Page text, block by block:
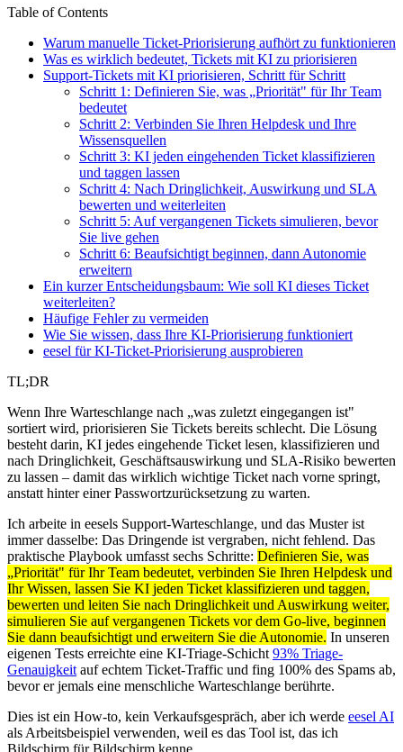
Table of Contents
Warum manuelle Ticket-Priorisierung aufhört zu funktionieren
Was es wirklich bedeutet, Tickets mit KI zu priorisieren
Support-Tickets mit KI priorisieren, Schritt für Schritt
Schritt 1: Definieren Sie, was „Priorität" für Ihr Team
bedeutet
Schritt 2: Verbinden Sie Ihren Helpdesk und Ihre
Wissensquellen
Schritt 3: KI jeden eingehenden Ticket klassifizieren
und taggen lassen
Schritt 4: Nach Dringlichkeit, Auswirkung und SLA
bewerten und weiterleiten
Schritt 5: Auf vergangenen Tickets simulieren, bevor
Sie live gehen
Schritt 6: Beaufsichtigt beginnen, dann Autonomie
erweitern
Ein kurzer Entscheidungsbaum: Wie soll KI dieses Ticket
weiterleiten?
Häufige Fehler zu vermeiden
Wie Sie wissen, dass Ihre KI-Priorisierung funktioniert
eesel für KI-Ticket-Priorisierung ausprobieren
TL;DR
Wenn Ihre Warteschlange nach „was zuletzt eingegangen ist"
sortiert wird, priorisieren Sie Tickets bereits schlecht. Die Lösung
besteht darin, KI jedes eingehende Ticket lesen, klassifizieren und
nach Dringlichkeit, Geschäftsauswirkung und SLA-Risiko bewerten
zu lassen – damit das wirklich wichtige Ticket nach vorne springt,
anstatt hinter einer Passwortzurücksetzung zu warten.
Ich arbeite in eesels Support-Warteschlange, und das Muster ist
immer dasselbe: Das Dringende ist vergraben, nicht fehlend. Das
praktische Playbook umfasst sechs Schritte: Definieren Sie, was
„Priorität" für Ihr Team bedeutet, verbinden Sie Ihren Helpdesk und
Ihr Wissen, lassen Sie KI jeden Ticket klassifizieren und taggen,
bewerten und leiten Sie nach Dringlichkeit und Auswirkung weiter,
simulieren Sie auf vergangenen Tickets vor dem Go-live, beginnen
Sie dann beaufsichtigt und erweitern Sie die Autonomie. In unseren
eigenen Tests erreichte eine KI-Triage-Schicht 93% Triage-
Genauigkeit auf echtem Ticket-Traffic und fing 100% des Spams ab,
bevor er jemals eine menschliche Warteschlange berührte.
Dies ist ein How-to, kein Verkaufsgespräch, aber ich werde eesel AI
als Arbeitsbeispiel verwenden, weil es das Tool ist, das ich
Bildschirm für Bildschirm kenne.